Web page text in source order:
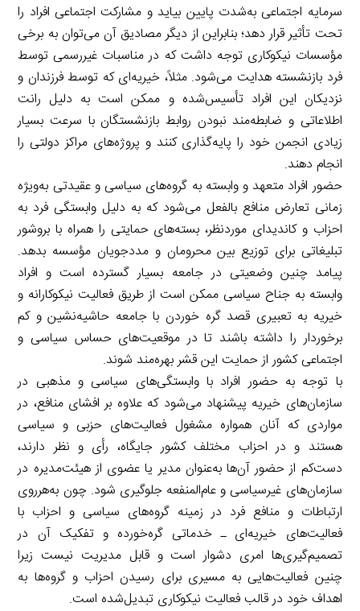
سرمایه اجتماعی به‌شدت پایین بیاید و مشارکت اجتماعی افراد را
تحت تأثیر قرار دهد؛ بنابراین از دیگر مصادیق آن می‌توان به برخی
مؤسسات نیکوکاری توجه داشت که در مناسبات غیررسمی توسط
فرد بازنشسته هدایت می‌شود. مثلاً، خیریه‌ای که توسط فرزندان و
نزدیکان این افراد تأسیس‌شده و ممکن است به دلیل رانت
اطلاعاتی و ضابطه‌مند نبودن روابط بازنشستگان با سرعت بسیار
زیادی انجمن خود را پایه‌گذاری کنند و پروژه‌های مراکز دولتی را
انجام دهند.
حضور افراد متعهد و وابسته به گروه‌های سیاسی و عقیدتی به‌ویژه
زمانی تعارض منافع بالفعل می‌شود که به دلیل وابستگی فرد به
احزاب و کاندیدای موردنظر، بسته‌های حمایتی را همراه با بروشور
تبلیغاتی برای توزیع بین محرومان و مددجویان مؤسسه بدهد.
پیامد چنین وضعیتی در جامعه بسیار گسترده است و افراد
وابسته به جناح سیاسی ممکن است از طریق فعالیت نیکوکارانه و
خیریه به تعبیری قصد گره خوردن با جامعه حاشیه‌نشین و کم
برخوردار را داشته باشند تا در موقعیت‌های حساس سیاسی و
اجتماعی کشور از حمایت این قشر بهره‌مند شوند.
با توجه به حضور افراد با وابستگی‌های سیاسی و مذهبی در
سازمان‌های خیریه پیشنهاد می‌شود که علاوه بر افشای منافع، در
مواردی که آنان همواره مشغول فعالیت‌های حزبی و سیاسی
هستند و در احزاب مختلف کشور جایگاه، رأی و نظر دارند،
دست‌کم از حضور آن‌ها به‌عنوان مدیر یا عضوی از هیئت‌مدیره در
سازمان‌های غیرسیاسی و عام‌المنفعه جلوگیری شود. چون به‌هرروی
ارتباطات و منافع فرد در زمینه گروه‌های سیاسی و احزاب با
فعالیت‌های خیریه‌ای ـ خدماتی گره‌خورده و تفکیک آن در
تصمیم‌گیری‌ها امری دشوار است و قابل مدیریت نیست زیرا
چنین فعالیت‌هایی به مسیری برای رسیدن احزاب و گروه‌ها به
اهداف خود در قالب فعالیت نیکوکاری تبدیل‌شده است.